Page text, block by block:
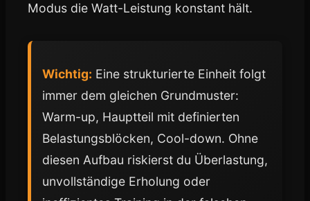
Modus die Watt-Leistung konstant hält.
Wichtig: Eine strukturierte Einheit folgt
immer dem gleichen Grundmuster:
Warm-up, Hauptteil mit definierten
Belastungsblöcken, Cool-down. Ohne
diesen Aufbau riskierst du Überlastung,
unvollständige Erholung oder